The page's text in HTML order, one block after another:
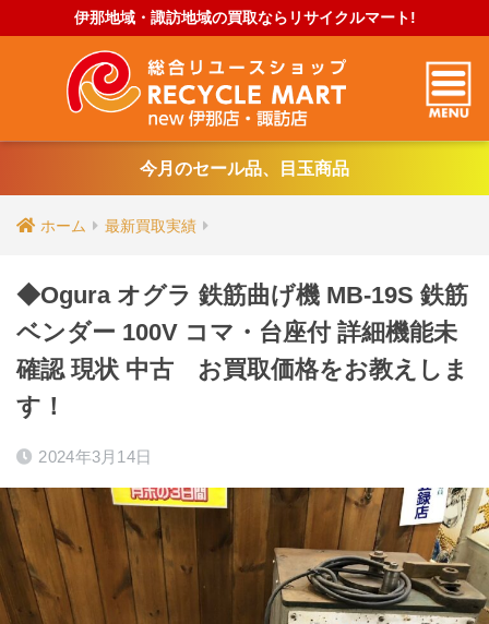
伊那地域・諏訪地域の買取ならリサイクルマート!
今月のセール品、目玉商品
ホーム 最新買取実績
◆Ogura オグラ 鉄筋曲げ機 MB-19S 鉄筋
ベンダー 100V コマ・台座付 詳細機能未
確認 現状 中古 お買取価格をお教えしま
す！
2024年3月14日